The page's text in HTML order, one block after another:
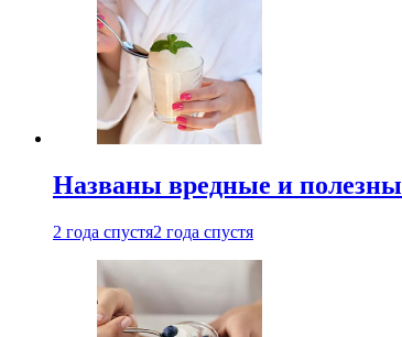
Названы вредные и
2 года спустя2 года спустя